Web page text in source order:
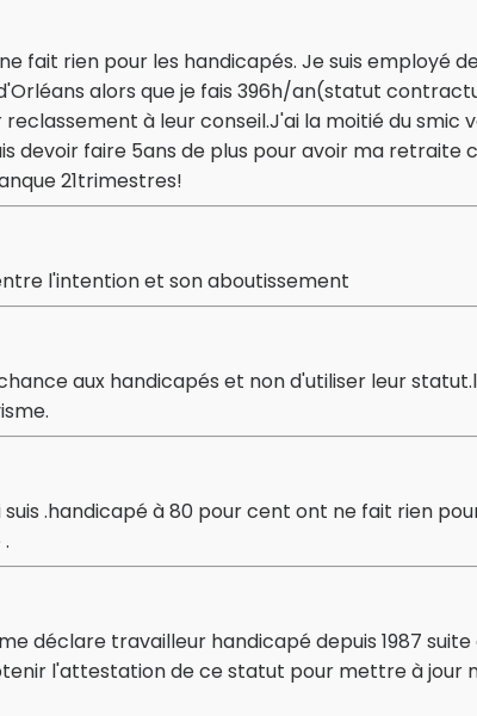
fait rien pour les handicapés. Je suis employé
alors que je fais 396h/an(statut
reclassement à leur conseil.J'ai la moitié du smic
devoir faire 5ans de plus pour avoir ma retraite
21trimestres!
l'intention et son aboutissement
aux handicapés et non d'utiliser leur
.handicapé à 80 pour cent ont ne fait rien
déclare travailleur handicapé depuis 1987
l'attestation de ce statut pour mettre à jour